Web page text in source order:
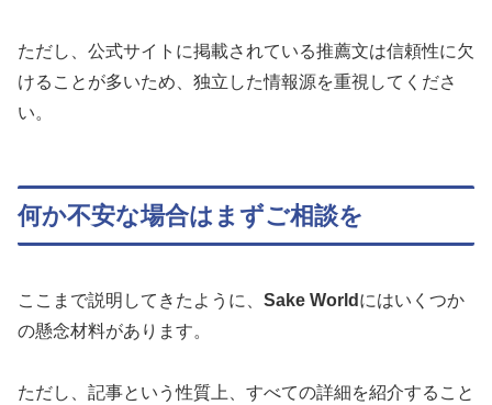
ただし、公式サイトに掲載されている推薦文は信頼性に欠
けることが多いため、独立した情報源を重視してくださ
い。
何か不安な場合はまずご相談を
ここまで説明してきたように、 Sake World にはいくつか
の懸念材料があります。
ただし、記事という性質上、すべての詳細を紹介すること